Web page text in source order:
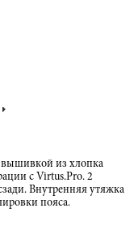
из хлопка
с Virtus.Pro. 2
Внутренняя утяжка
пояса.